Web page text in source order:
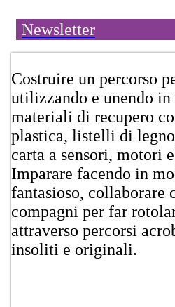
Newsletter
​Costruire un percorso
utilizzando e unendo
materiali di recupero
plastica, listelli di
carta a sensori, motori
Imparare facendo in
fantasioso, collaborare
compagni per far
attraverso percorsi
insoliti e originali.